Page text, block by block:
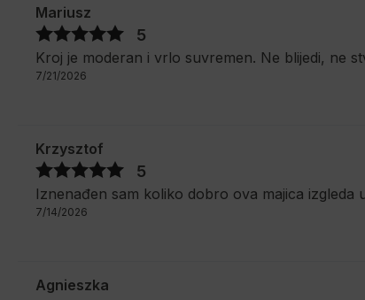
Mariusz
5
Kroj je moderan i vrlo suvremen. Ne blijedi, ne
7/21/2026
Krzysztof
5
Iznenađen sam koliko dobro ova majica
7/14/2026
Agnieszka